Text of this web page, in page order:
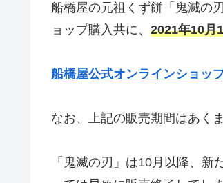
船橋屋の元祖くず餅「鬼滅の
ョップ購入共に、 2021年10月
船橋屋公式オンラインショッ
なお、上記の販売期間はあく
「鬼滅の刃」は10月以降、